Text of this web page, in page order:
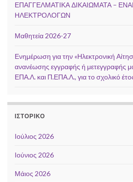
ΕΠΑΓΓΕΛΜΑΤΙΚΑ ΔΙΚΑΙΩΜΑΤΑ –
ΗΛΕΚΤΡΟΛΟΓΩΝ
Μαθητεία 2026-27
Ενημέρωση για την «Ηλεκτρονική
ανανέωσης εγγραφής ή μετεγγραφής
ΕΠΑ.Λ. και Π.ΕΠΑ.Λ., για το σχολικό
ΙΣΤΟΡΙΚΌ
Ιούλιος 2026
Ιούνιος 2026
Μάιος 2026